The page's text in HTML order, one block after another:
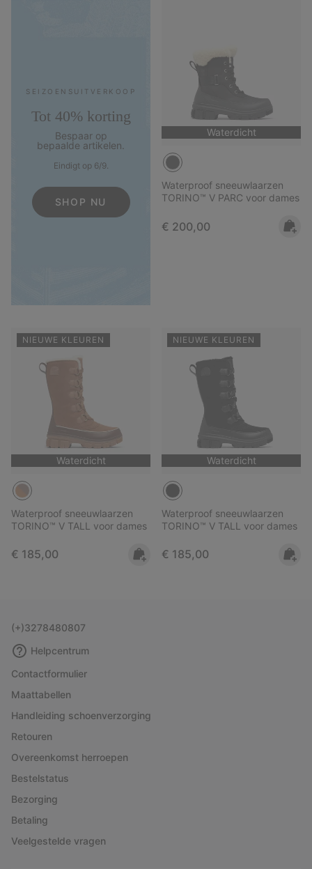
SEIZOENS­UITVERKOOP
Tot 40% korting
Bespaar op
bepaalde artikelen.
Eindigt op 6/9.
SHOP NU
Waterdicht
Waterproof sneeuwlaarzen
TORINO™ V PARC voor dames
Regular price:
€ 200,00
NIEUWE KLEUREN
Waterdicht
Waterproof sneeuwlaarzen
TORINO™ V TALL voor dames
Regular price:
€ 185,00
NIEUWE KLEUREN
Waterdicht
Waterproof sneeuwlaarzen
TORINO™ V TALL voor dames
Regular price:
€ 185,00
(+)3278480807
Helpcentrum
Contactformulier
Maattabellen
Handleiding schoenverzorging
Retouren
Overeenkomst herroepen
Bestelstatus
Bezorging
Betaling
Veelgestelde vragen